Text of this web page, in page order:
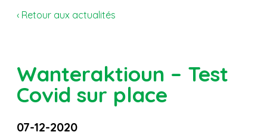
‹ Retour aux actualités
Wanteraktioun – Test
Covid sur place
07-12-2020